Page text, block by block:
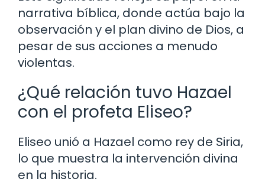
narrativa bíblica, donde actúa bajo la
observación y el plan divino de Dios, a
pesar de sus acciones a menudo
violentas.
¿Qué relación tuvo Hazael
con el profeta Eliseo?
Eliseo unió a Hazael como rey de Siria,
lo que muestra la intervención divina
en la historia.